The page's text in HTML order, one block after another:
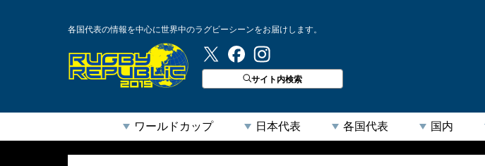
各国代表の情報を中心に世界中のラグビーシーンをお届けします。
ラグビーリパブリック
サイト内検索
ワールドカップ 日本代表 各国代表 国内